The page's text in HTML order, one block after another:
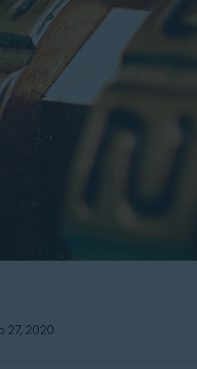
27, 2020